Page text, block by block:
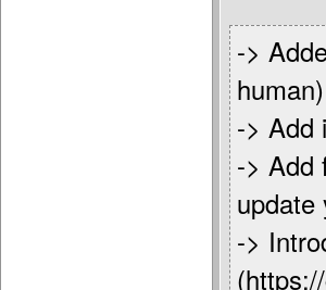
->
-> Add
-> Add
update
->